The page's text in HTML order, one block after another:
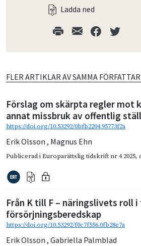
Ladda ned
FLER ARTIKLAR AV SAMMA
Förslag om skärpta regler mot
annat missbruk av offentlig
https://doi.org/10.53292/0bfb2204.95773f2a
Erik Olsson , Magnus Ehn
Publicerad iEuroparättslig tidskrift nr 4 2025,
Från K till F – näringslivets roll
försörjningsberedskap
https://doi.org/10.53292/f0c7f556.0fb28e7a
Erik Olsson , Gabriella Palmblad